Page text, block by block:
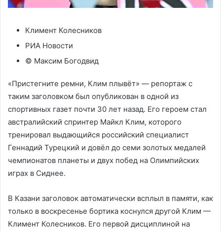
Климент Колесников
РИА Новости
© Максим Богодвид
«Пристегните ремни, Клим плывёт» — репортаж с
таким заголовком был опубликован в одной из
спортивных газет почти 30 лет назад. Его героем стал
австралийский спринтер Майкл Клим, которого
тренировал выдающийся российский специалист
Геннадий Турецкий и довёл до семи золотых медалей
чемпионатов планеты и двух побед на Олимпийских
играх в Сиднее.
В Казани заголовок автоматически всплыл в памяти, как
только в воскресенье бортика коснулся другой Клим —
Климент Колесников. Его первой дисциплиной на